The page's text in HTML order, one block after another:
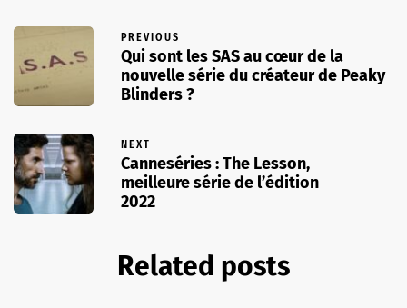
PREVIOUS
Qui sont les SAS au cœur de la
nouvelle série du créateur de Peaky
Blinders ?
NEXT
Canneséries : The Lesson,
meilleure série de l’édition
2022
Related posts